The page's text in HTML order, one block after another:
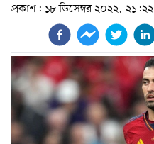
প্রকাশ: ১৮ ডিসেম্বর ২০২২, ২১:২২